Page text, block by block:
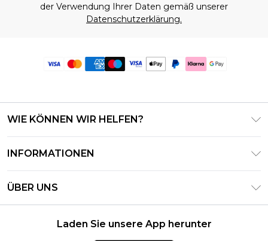
der Verwendung Ihrer Daten gemäß unserer
Datenschutzerklärung.
WIE KÖNNEN WIR HELFEN?
Meine Bestellung verfolgen & zurücksenden
Lieferoptionen
Rückgaberecht – Aktualisiert Mai 2026
INFORMATIONEN
Geschäftsbedingungen – Aktualisiert Juni 2026
Geschenkkarten-Guthaben
ÜBER UNS
Laden Sie unsere App herunter